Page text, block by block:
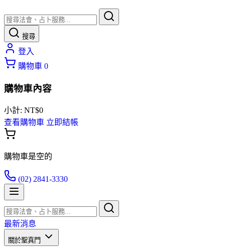
搜尋
登入
購物車 0
購物車內容
小計: NT$0
查看購物車 立即結帳
購物車是空的
(02) 2841-3330
最新消息
關於聖真門